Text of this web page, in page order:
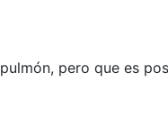
pero que es